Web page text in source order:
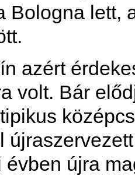
Bologna lett,
azért
volt. Bár
évben újra